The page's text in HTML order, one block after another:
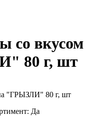
со вкусом
80 г, шт
"ГРЫЗЛИ" 80 г, шт
Да